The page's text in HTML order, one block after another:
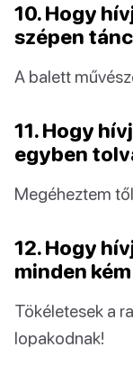
10. Hogy
szépen
A balett
11. Hogy
egyben
Megéheztem
12. Hogy
minden
Tökéletesek a
lopakodnak!